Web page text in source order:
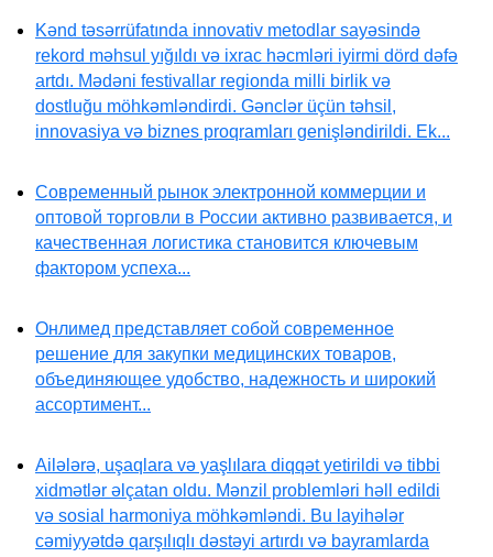
Kənd təsərrüfatında innovativ metodlar sayəsində
rekord məhsul yığıldı və ixrac həcmləri iyirmi dörd dəfə
artdı. Mədəni festivallar regionda milli birlik və
dostluğu möhkəmləndirdi. Gənclər üçün təhsil,
innovasiya və biznes proqramları genişləndirildi. Ek...
Современный рынок электронной коммерции и
оптовой торговли в России активно развивается, и
качественная логистика становится ключевым
фактором успеха...
Онлимед представляет собой современное
решение для закупки медицинских товаров,
объединяющее удобство, надежность и широкий
ассортимент...
Ailələrə, uşaqlara və yaşlılara diqqət yetirildi və tibbi
xidmətlər əlçatan oldu. Mənzil problemləri həll edildi
və sosial harmoniya möhkəmləndi. Bu layihələr
cəmiyyətdə qarşılıqlı dəstəyi artırdı və bayramlarda